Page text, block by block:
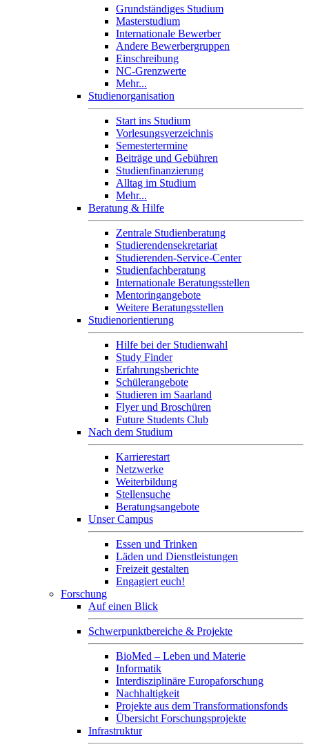
Grundständiges Studium
Masterstudium
Internationale Bewerber
Andere Bewerbergruppen
Einschreibung
NC-Grenzwerte
Mehr...
Studienorganisation
Start ins Studium
Vorlesungsverzeichnis
Semestertermine
Beiträge und Gebühren
Studienfinanzierung
Alltag im Studium
Mehr...
Beratung & Hilfe
Zentrale Studienberatung
Studierendensekretariat
Studierenden-Service-Center
Studienfachberatung
Internationale Beratungsstellen
Mentoringangebote
Weitere Beratungsstellen
Studienorientierung
Hilfe bei der Studienwahl
Study Finder
Erfahrungsberichte
Schülerangebote
Studieren im Saarland
Flyer und Broschüren
Future Students Club
Nach dem Studium
Karrierestart
Netzwerke
Weiterbildung
Stellensuche
Beratungsangebote
Unser Campus
Essen und Trinken
Läden und Dienstleistungen
Freizeit gestalten
Engagiert euch!
Forschung
Auf einen Blick
Schwerpunktbereiche & Projekte
BioMed – Leben und Materie
Informatik
Interdisziplinäre Europaforschung
Nachhaltigkeit
Projekte aus dem Transformationsfonds
Übersicht Forschungsprojekte
Infrastruktur